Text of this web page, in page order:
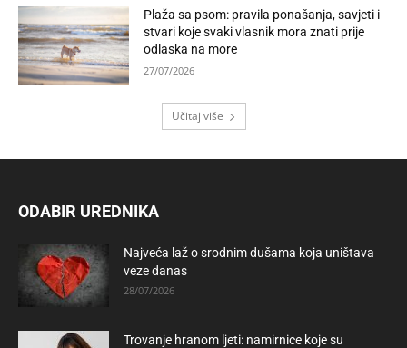
Plaža sa psom: pravila ponašanja, savjeti i
stvari koje svaki vlasnik mora znati prije
odlaska na more
27/07/2026
Učitaj više
ODABIR UREDNIKA
Najveća laž o srodnim dušama koja uništava
veze danas
28/07/2026
Trovanje hranom ljeti: namirnice koje su